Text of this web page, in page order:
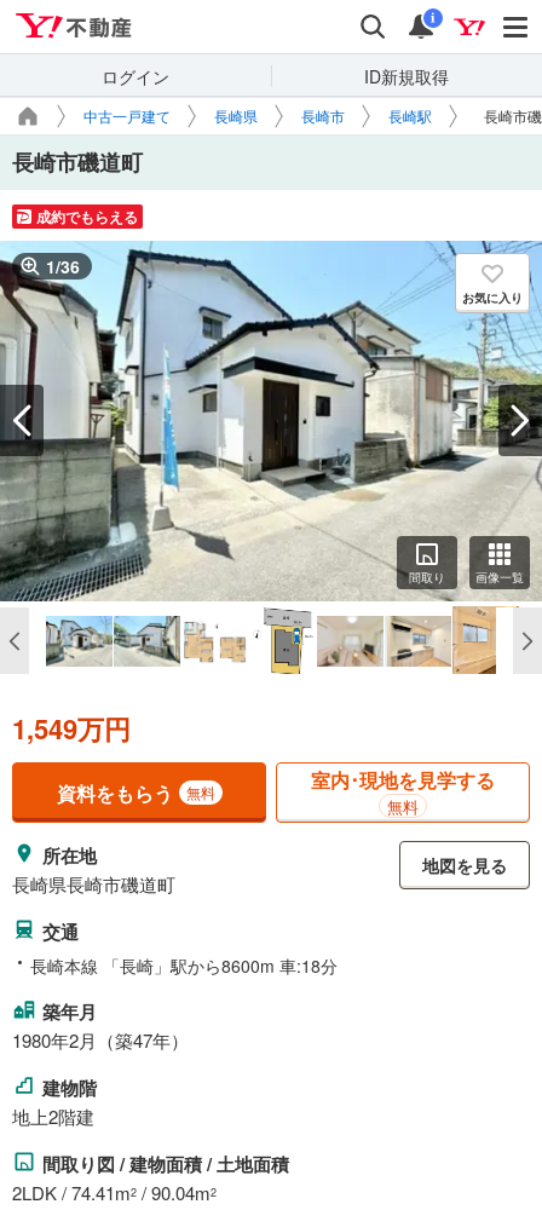
検索 通知
i
ログイン ID新規取得
中古一戸建て 長崎県 長崎市 長崎駅 長崎市
長崎市磯道町
成約でもらえる
1/36
お気に入り
間取り 画像一覧
1,549万円
資料をもらう 無料 室内･現地を見学する
無料
所在地
長崎県長崎市磯道町
地図を見る
交通
長崎本線 「長崎」駅から8600m 車:18分
築年月
1980年2月（築47年）
建物階
地上2階建
間取り図 / 建物面積 / 土地面積
2LDK / 74.41m2 / 90.04m2